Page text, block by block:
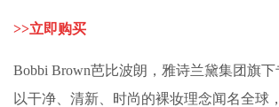
>>立即购买
Bobbi Brown芭比波朗，雅诗兰黛集团旗下
以干净、清新、时尚的裸妆理念闻名全球